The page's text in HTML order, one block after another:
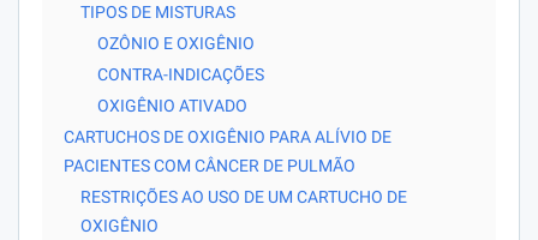
TIPOS DE MISTURAS
OZÔNIO E OXIGÊNIO
CONTRA-INDICAÇÕES
OXIGÊNIO ATIVADO
CARTUCHOS DE OXIGÊNIO PARA ALÍVIO DE
PACIENTES COM CÂNCER DE PULMÃO
RESTRIÇÕES AO USO DE UM CARTUCHO DE
OXIGÊNIO